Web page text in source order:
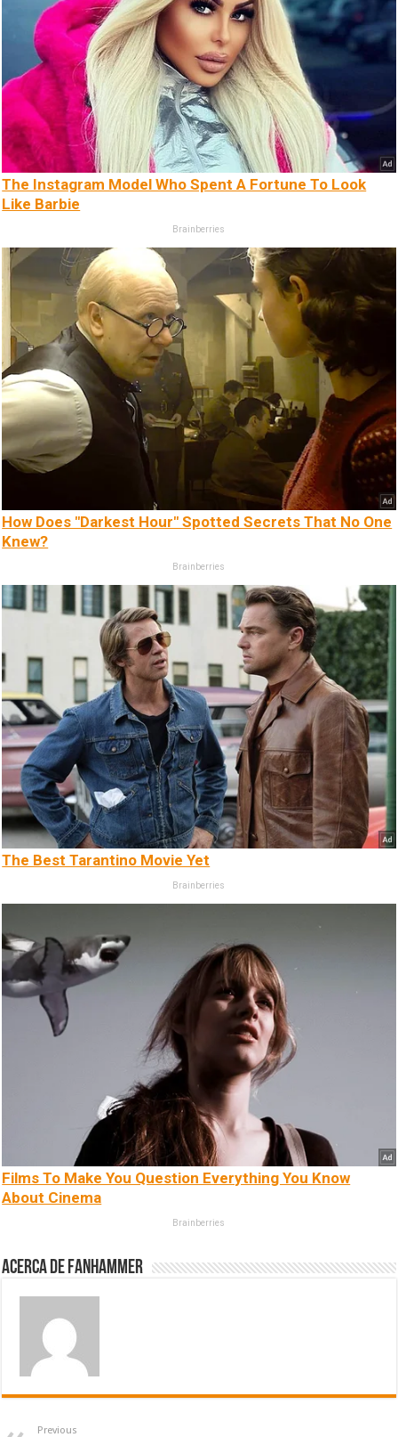
The Instagram Model Who Spent A Fortune To Look
Like Barbie
Brainberries
How Does "Darkest Hour" Spotted Secrets That No One
Knew?
Brainberries
The Best Tarantino Movie Yet
Brainberries
Films To Make You Question Everything You Know
About Cinema
Brainberries
Acerca de fanhammer
Previous